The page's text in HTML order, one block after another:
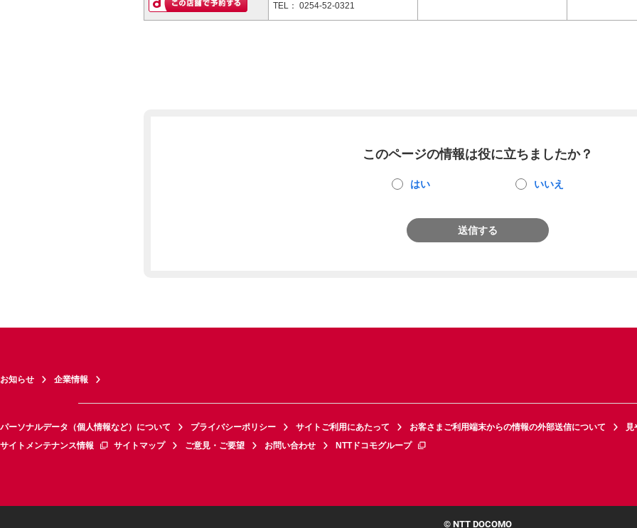
TEL： 0254-52-0321
このページの情報は役に立ちましたか？
はい いいえ
送信する
お知らせ 企業情報
パーソナルデータ（個人情報など）について プライバシーポリシー サイトご利用にあたって お客さまご利用端末からの情報の外部送信について
見
サイトメンテナンス情報
サイトマップ ご意見・ご要望 お問い合わせ NTTドコモグループ
© NTT DOCOMO